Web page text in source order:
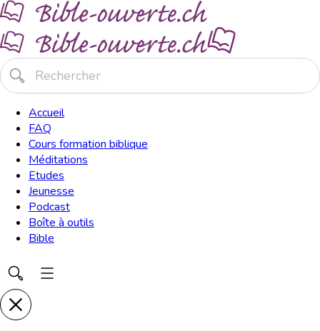
Accueil
FAQ
Cours formation biblique
Méditations
Etudes
Jeunesse
Podcast
Boîte à outils
Bible